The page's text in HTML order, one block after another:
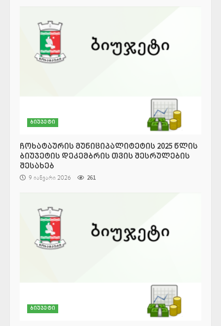
ბიუჯეტი
ჩოხატაურის მუნიციპალიტეტის 2025 წლის
ბიუჯეტის დეკემბრის თვის შესრულების
შესახებ
9 იანვარი 2026 261
ბიუჯეტი